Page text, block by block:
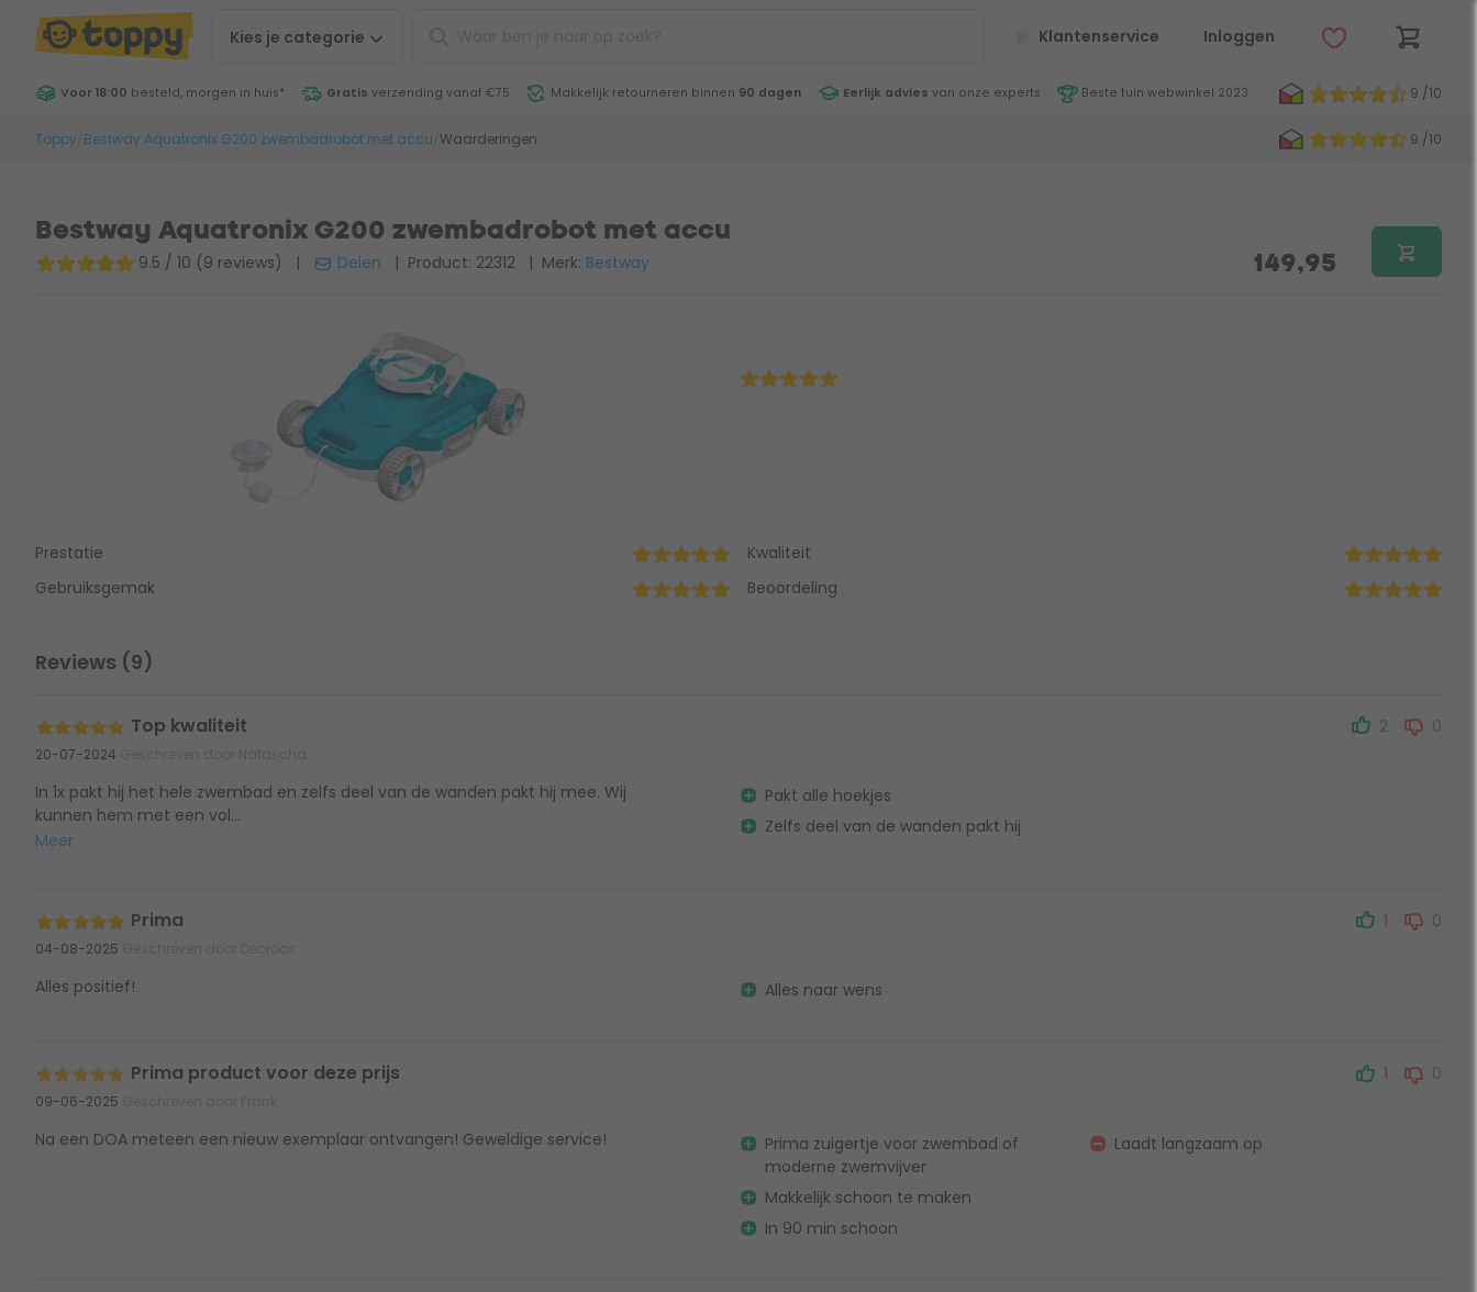
Kies je categorie Klantenservice Inloggen
Voor 18:00 besteld, morgen in huis* Gratis verzending vanaf €75 Makkelijk retourneren binnen 90 dagen Eerlijk advies van onze experts Beste tuin webwinkel 2023 9 /10
Toppy Bestway Aquatronix G200 zwembadrobot met accu Waarderingen 9 /10
Bestway Aquatronix G200 zwembadrobot met accu
9.5 / 10 (9 reviews) | Delen | Product: 22312 | Merk: Bestway 149,95
Prestatie
Gebruiksgemak
Kwaliteit
Beoordeling
Reviews (9)
Top kwaliteit
20-07-2024
2 0
In 1x pakt hij het hele zwembad en zelfs deel van de wanden pakt hij mee. Wij
kunnen hem met een vol...
Meer
Pakt alle hoekjes
Zelfs deel van de wanden pakt hij
Prima
04-08-2025
1 0
Alles positief! Alles naar wens
Prima product voor deze prijs
09-06-2025
1 0
Na een DOA meteen een nieuw exemplaar ontvangen! Geweldige service!
Prima zuigertje voor zwembad of
moderne zwemvijver
Makkelijk schoon te maken
In 90 min schoon
Laadt langzaam op